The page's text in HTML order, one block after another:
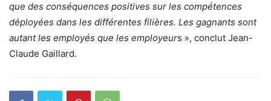
que des conséquences positives sur les compétences
déployées dans les différentes filières. Les gagnants sont
autant les employés que les employeurs », conclut Jean-
Claude Gaillard.